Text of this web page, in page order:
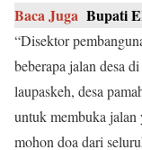
Baca Juga Bupati
“Disektor
beberapa jalan desa
laupaskeh, desa
untuk membuka jalan
mohon doa dari